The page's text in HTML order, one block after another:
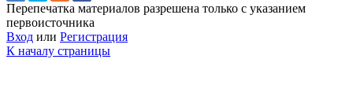
Перепечатка материалов разрешена только с указанием
первоисточника
Вход или Регистрация
К началу страницы